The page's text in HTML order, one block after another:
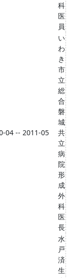
科
医
員
04 -- 2011-05
い
わ
き
市
立
総
合
磐
城
共
立
病
院
形
成
外
科
医
長
水
戸
済
生